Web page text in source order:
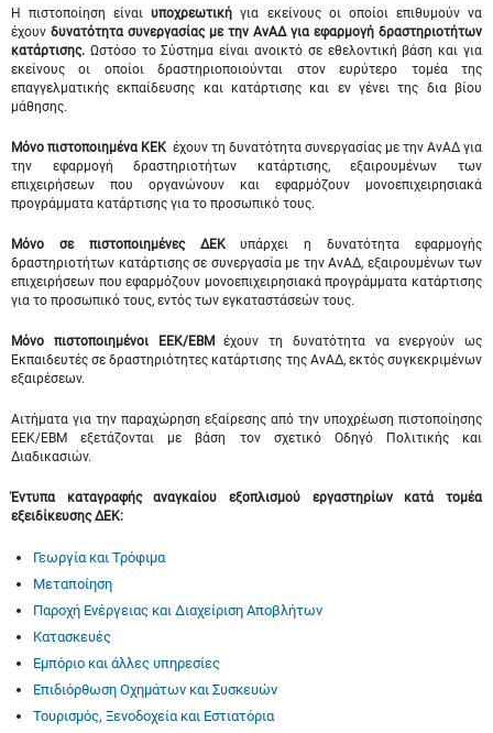
Η πιστοποίηση είναιυποχρεωτική για εκείνους οι οποίοι επιθυμούν να
έχουν δυνατότητα συνεργασίας με την ΑνΑΔ για εφαρμογή δραστηριοτήτων
κατάρτισης. Ωστόσο το Σύστημα είναι ανοικτό σε εθελοντική βάση και για
εκείνους οι οποίοι δραστηριοποιούνται στον ευρύτερο τομέα της
επαγγελματικής εκπαίδευσης και κατάρτισης και εν γένει της δια βίου
μάθησης.
Μόνο πιστοποιημένα ΚΕΚ έχουν τη δυνατότητα συνεργασίας με την ΑνΑΔ για
την εφαρμογή δραστηριοτήτων κατάρτισης, εξαιρουμένων των
επιχειρήσεων που οργανώνουν και εφαρμόζουν μονοεπιχειρησιακά
προγράμματα κατάρτισης για το προσωπικό τους.
Μόνο σε πιστοποιημένες ΔΕΚυπάρχει η δυνατότητα εφαρμογής
δραστηριοτήτων κατάρτισης σε συνεργασία με την ΑνΑΔ, εξαιρουμένων των
επιχειρήσεων που εφαρμόζουν μονοεπιχειρησιακά προγράμματα κατάρτισης
για το προσωπικό τους, εντός των εγκαταστάσεών τους.
Μόνο πιστοποιημένοι ΕΕΚ/ΕΒΜ έχουν τη δυνατότητα να ενεργούν ως
Εκπαιδευτές σε δραστηριότητες κατάρτισης της ΑνΑΔ, εκτός συγκεκριμένων
εξαιρέσεων.
Αιτήματα για την παραχώρηση εξαίρεσης από την υποχρέωση πιστοποίησης
ΕΕΚ/ΕΒΜ εξετάζονται με βάση τον σχετικό Οδηγό Πολιτικής και
Διαδικασιών.
Έντυπα καταγραφής αναγκαίου εξοπλισμού εργαστηρίων κατά τομέα
εξειδίκευσης ΔΕΚ:
Γεωργία και Τρόφιμα
Μεταποίηση
Παροχή Ενέργειας και Διαχείριση Αποβλήτων
Κατασκευές
Εμπόριο και άλλες υπηρεσίες
Επιδιόρθωση Οχημάτων και Συσκευών
Τουρισμός, Ξενοδοχεία και Εστιατόρια